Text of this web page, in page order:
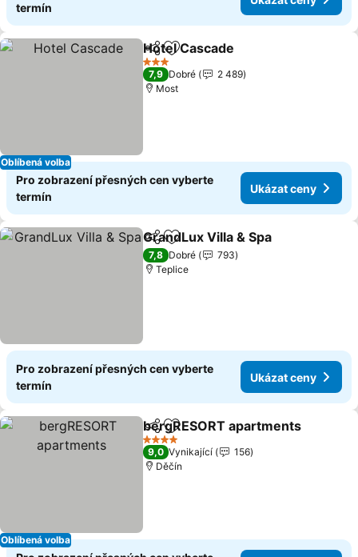
termín
Oblíbená volba
SdíletPřidat na seznam oblíbených
Hotel Cascade
3 Počet hvězdiček
7,9 Dobré
2 489
Most
Pro zobrazení přesných cen vyberte
termín
Ukázat ceny
SdíletPřidat na seznam oblíbených
GrandLux Villa & Spa
7,8 Dobré
793
Teplice
Pro zobrazení přesných cen vyberte
termín
Ukázat ceny
Oblíbená volba
SdíletPřidat na seznam oblíbených
bergRESORT apartments
4 Počet hvězdiček
9,0 Vynikající
156
Děčín